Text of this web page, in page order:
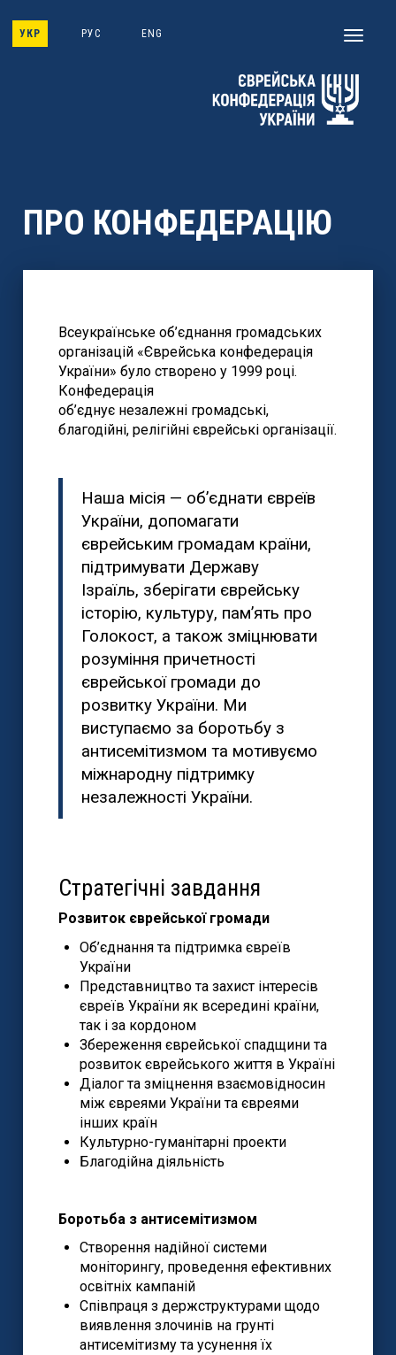
main
УКР РУС ENG
Toggle
ПРО КОНФЕДЕРАЦІЮ
Всеукраїнське об’єднання громадських
організацій «Єврейська конфедерація
України» було створено у 1999 році.
Конфедерація
об’єднує незалежні громадські,
благодійні, релігійні єврейські організації.
Наша місія — об’єднати євреїв
України, допомагати
єврейським громадам країни,
підтримувати Державу
Ізраїль, зберігати єврейську
історію, культуру, пам’ять про
Голокост, а також зміцнювати
розуміння причетності
єврейської громади до
розвитку України. Ми
виступаємо за боротьбу з
антисемітизмом та мотивуємо
міжнародну підтримку
незалежності України.
Стратегічні завдання
Розвиток єврейської громади
Об’єднання та підтримка євреїв
України
Представництво та захист інтересів
євреїв України як всередині країни,
так і за кордоном
Збереження єврейської спадщини та
розвиток єврейського життя в Україні
Діалог та зміцнення взаємовідносин
між євреями України та євреями
інших країн
Культурно-гуманітарні проекти
Благодійна діяльність
Боротьба з антисемітизмом
Створення надійної системи
моніторингу, проведення ефективних
освітніх кампаній
Співпраця з держструктурами щодо
виявлення злочинів на грунті
антисемітизму та усунення їх